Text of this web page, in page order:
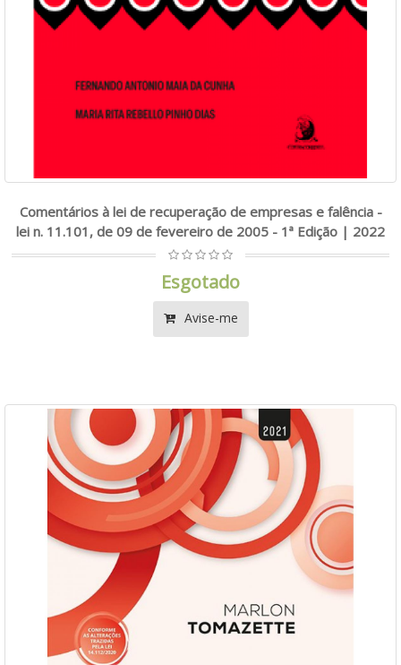
Comentários à lei de recuperação de empresas e falência -
lei n. 11.101, de 09 de fevereiro de 2005 - 1ª Edição | 2022
Esgotado
Avise-me